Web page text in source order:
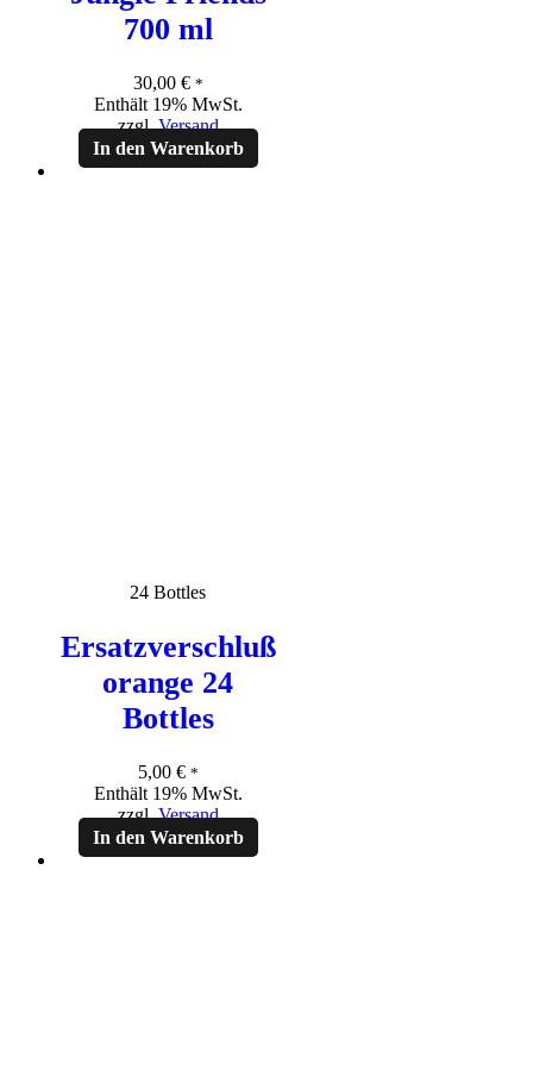
700 ml
30,00 € *
Enthält 19% MwSt.
zzgl.Versand
In den Warenkorb
24 Bottles
Ersatzverschluß
orange 24
Bottles
5,00 € *
Enthält 19% MwSt.
zzgl.Versand
In den Warenkorb